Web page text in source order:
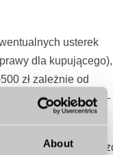
About
usterek
dla kupującego),
zł zależnie od
wartość o 10–
prywatny — to